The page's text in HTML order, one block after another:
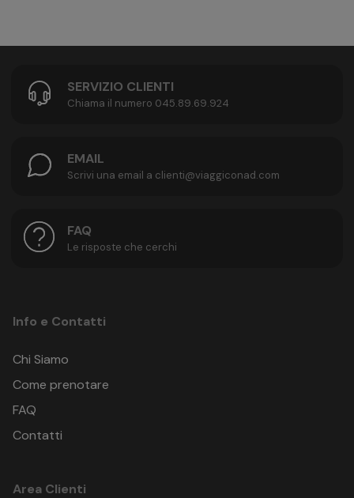
SERVIZIO CLIENTI
Chiama il numero 045.89.69.924
EMAIL
Scrivi una email a clienti@viaggiconad.com
FAQ
Le risposte che cerchi
Info e Contatti
Chi Siamo
Come prenotare
FAQ
Contatti
Area Clienti